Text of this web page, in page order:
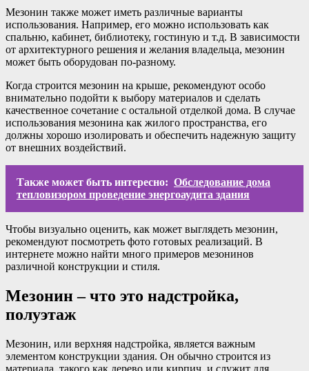
Мезонин также может иметь различные варианты
использования. Например, его можно использовать как
спальню, кабинет, библиотеку, гостиную и т.д. В зависимости
от архитектурного решения и желания владельца, мезонин
может быть оборудован по-разному.
Когда строится мезонин на крыше, рекомендуют особо
внимательно подойти к выбору материалов и сделать
качественное сочетание с остальной отделкой дома. В случае
использования мезонина как жилого пространства, его
должны хорошо изолировать и обеспечить надежную защиту
от внешних воздействий.
Также может быть интересно: Обследование дома
тепловизором проведение энергоаудита здания
Чтобы визуально оценить, как может выглядеть мезонин,
рекомендуют посмотреть фото готовых реализаций. В
интернете можно найти много примеров мезонинов
различной конструкции и стиля.
Мезонин – что это надстройка,
полуэтаж
Мезонин, или верхняя надстройка, является важным
элементом конструкции здания. Он обычно строится из
материала, такого как дерево или кирпич, и служит для